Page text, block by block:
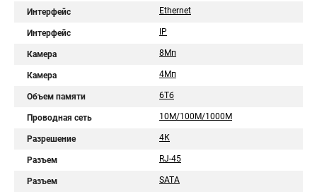
Интерфейс Ethernet
Интерфейс IP
Камера 8Мп
Камера 4Мп
Объем памяти 6Тб
Проводная сеть 10M/100M/1000M
Разрешение 4К
Разъем RJ-45
Разъем SATA